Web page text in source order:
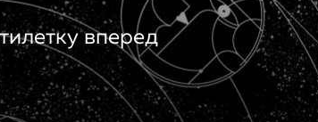
вперед